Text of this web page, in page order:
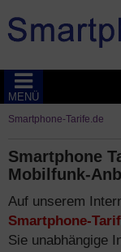
MENÜ
Smartphone-Tarife.de
Smartphone
Mobilfunk-
Auf unserem
Smartphone-
Sie unabhängige